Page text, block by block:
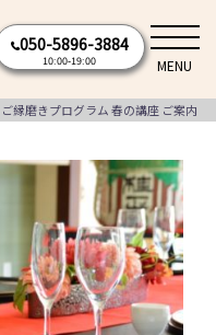
050-5896-3884
10:00-19:00 MENU
ご縁磨きプログラム 春の講座 ご案内